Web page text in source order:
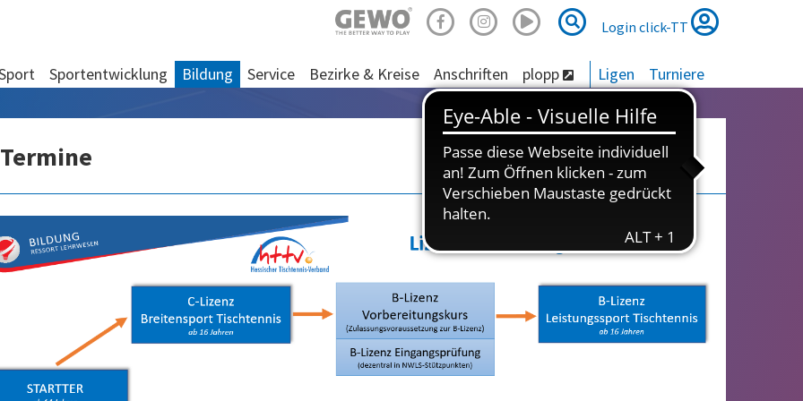
Suche
Suche
Login click-TT
Sportentwicklung Bildung Service Bezirke & Kreise Anschriften plopp Ligen Turniere